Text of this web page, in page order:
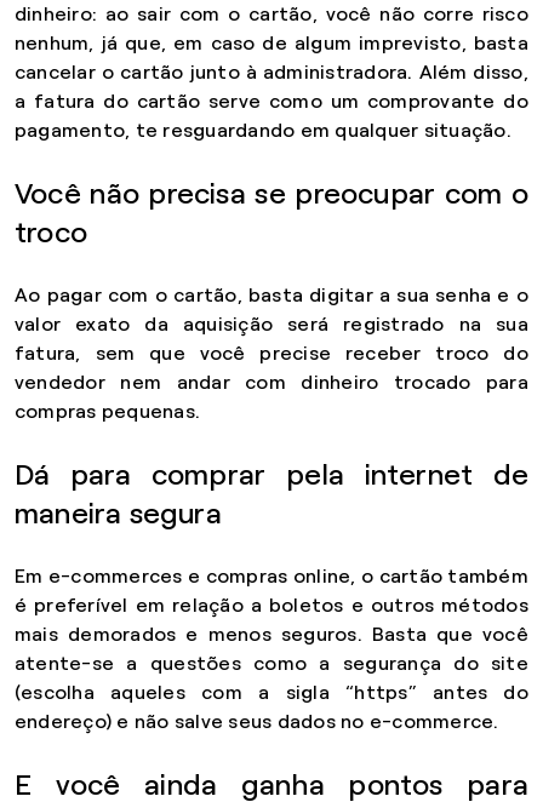
dinheiro: ao sair com o cartão, você não corre risco
nenhum, já que, em caso de algum imprevisto, basta
cancelar o cartão junto à administradora. Além disso,
a fatura do cartão serve como um comprovante do
pagamento, te resguardando em qualquer situação.
Você não precisa se preocupar com o
troco
Ao pagar com o cartão, basta digitar a sua senha e o
valor exato da aquisição será registrado na sua
fatura, sem que você precise receber troco do
vendedor nem andar com dinheiro trocado para
compras pequenas.
Dá para comprar pela internet de
maneira segura
Em e-commerces e compras online, o cartão também
é preferível em relação a boletos e outros métodos
mais demorados e menos seguros. Basta que você
atente-se a questões como a segurança do site
(escolha aqueles com a sigla “https” antes do
endereço) e não salve seus dados no e-commerce.
E você ainda ganha pontos para